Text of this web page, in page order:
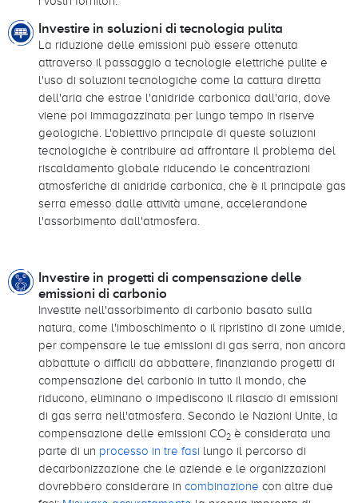
Investire in soluzioni di tecnologia pulita
La riduzione delle emissioni può essere ottenuta
attraverso il passaggio a tecnologie elettriche pulite e
l'uso di soluzioni tecnologiche come la cattura diretta
dell'aria che estrae l'anidride carbonica dall'aria, dove
viene poi immagazzinata per lungo tempo in riserve
geologiche. L'obiettivo principale di queste soluzioni
tecnologiche è contribuire ad affrontare il problema del
riscaldamento globale riducendo le concentrazioni
atmosferiche di anidride carbonica, che è il principale gas
serra emesso dalle attività umane, accelerandone
l'assorbimento dall'atmosfera.
Investire in progetti di compensazione delle
emissioni di carbonio
Investite nell'assorbimento di carbonio basato sulla
natura, come l'imboschimento o il ripristino di zone umide,
per compensare le tue emissioni di gas serra, non ancora
abbattute o difficili da abbattere, finanziando progetti di
compensazione del carbonio in tutto il mondo, che
riducono, eliminano o impediscono il rilascio di emissioni
di gas serra nell'atmosfera. Secondo le Nazioni Unite, la
compensazione delle emissioni CO2 è considerata una
parte di un processo in tre fasi lungo il percorso di
decarbonizzazione che le aziende e le organizzazioni
dovrebbero considerare in combinazione con altre due